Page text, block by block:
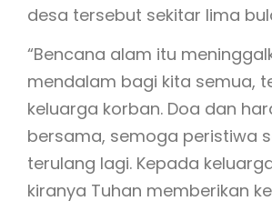
desa tersebut sekitar lima
“Bencana alam itu
mendalam bagi kita semua,
keluarga korban. Doa dan
bersama, semoga peristiwa
terulang lagi. Kepada
kiranya Tuhan memberikan